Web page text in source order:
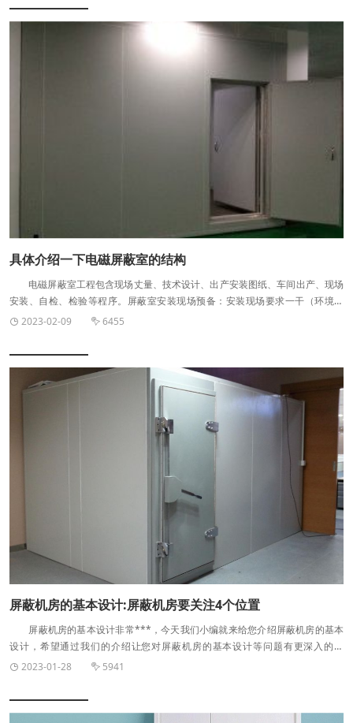
壁、机架、弹簧片、上波导窗、下波导窗、门刀、滤波器、屏蔽玻璃、透视屏蔽
玻璃门、后门、波导管、光端机架组成。 电磁屏蔽机柜的应用： 1、防
止计算机、网络服务器和通讯电子设备在运行中产生机要信息的泄露； 2、
防止上述设备在运行中受外界电磁波的干扰，保证其正常工作。 3、应用于
政府 机关，银行，证券，军队，科研等的涉密等级需求较高的行业。
具体介绍一下电磁屏蔽室的结构
电磁屏蔽室工程包含现场丈量、技术设计、出产安装图纸、车间出产、现场
安装、自检、检验等程序。屏蔽室安装现场预备：安装现场要求一干（环境枯
燥）、二净（室内、室外清洁无杂物）、三平（顶、墙、地平）、四到位（风气
内装材料配置等。包装、运送、转移：地下工程多偏远，路途差，特别是材料转
移困难，应进行良好安排。 现场安装：包含搭建龙骨结构，钢板模块焊接，
防护门、滤波器、波导窗、转接板等安装，波导窗与空调风口衔接，防护效能自
检，室内电气铺设，内装修等环节。如有一级防震则触及交叉作业，需做好和谐
作业。 产品自检：为保证屏蔽室建造工程质量，保证检验顺畅，承建单位应
具备质量自检能力，能否主动把握产品质量，是衡量其综合实力的重要因素。屏
蔽室自检包含壳体自检，即在屏蔽壳体完成时进行初检，首要意图是查漏、补
 2023-02-09  6455
屏蔽机房的基本设计:屏蔽机房要关注4个位置
屏蔽机房的基本设计非常***，今天我们小编就来给您介绍屏蔽机房的基本
设计，希望通过我们的介绍让您对屏蔽机房的基本设计等问题有更深入的了
解。 屏蔽机房基本原理来自法拉第笼设计。在没有做屏蔽的情况下，我们的
就是，我们在打雷的时候听收音机，看电视，使用电脑，收音机会出现“吱啦”的
 2023-01-28  5941